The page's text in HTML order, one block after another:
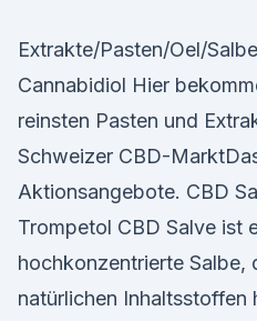
Extrakte/Pasten/Oel/
Cannabidiol Hier
reinsten Pasten und
Schweizer CBD-
Aktionsangebote. CBD
Trompetol CBD Salve ist
hochkonzentrierte Salbe,
natürlichen Inhaltsstoffen